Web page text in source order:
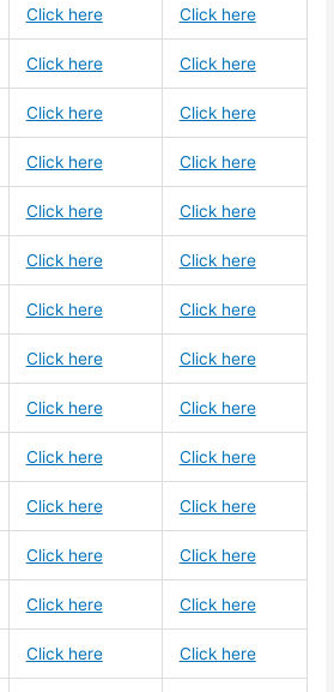
Click here Click here
Click here Click here
Click here Click here
Click here Click here
Click here Click here
Click here Click here
Click here Click here
Click here Click here
Click here Click here
Click here Click here
Click here Click here
Click here Click here
Click here Click here
Click here Click here